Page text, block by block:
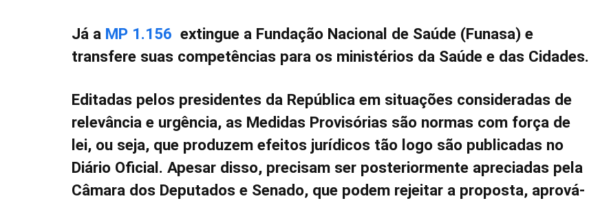
Já a MP 1.156 extingue a Fundação Nacional de Saúde (Funasa) e
transfere suas competências para os ministérios da Saúde e das Cidades.
Editadas pelos presidentes da República em situações consideradas de
relevância e urgência, as Medidas Provisórias são normas com força de
lei, ou seja, que produzem efeitos jurídicos tão logo são publicadas no
Diário Oficial. Apesar disso, precisam ser posteriormente apreciadas pela
Câmara dos Deputados e Senado, que podem rejeitar a proposta, aprová-